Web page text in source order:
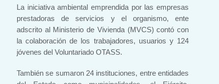
La iniciativa ambiental emprendida por las empresas
prestadoras de servicios y el organismo, ente
adscrito al Ministerio de Vivienda (MVCS) contó con
la colaboración de los trabajadores, usuarios y 124
jóvenes del Voluntariado OTASS.
También se sumaron 24 instituciones, entre entidades